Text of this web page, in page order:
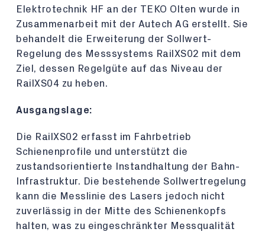
Elektrotechnik HF an der TEKO Olten wurde in
Zusammenarbeit mit der Autech AG erstellt. Sie
behandelt die Erweiterung der Sollwert-
Regelung des Messsystems RailXS02 mit dem
Ziel, dessen Regelgüte auf das Niveau der
RailXS04 zu heben.
Ausgangslage:
Die RailXS02 erfasst im Fahrbetrieb
Schienenprofile und unterstützt die
zustandsorientierte Instandhaltung der Bahn-
Infrastruktur. Die bestehende Sollwertregelung
kann die Messlinie des Lasers jedoch nicht
zuverlässig in der Mitte des Schienenkopfs
halten, was zu eingeschränkter Messqualität